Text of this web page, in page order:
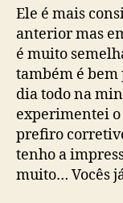
Ele é mais
anterior mas
é muito
também é
dia todo na
experimentei
prefiro
tenho a
muito… Vocês